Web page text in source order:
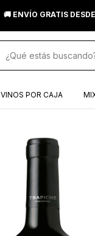
🚚 ENVÍO GRATIS
VINOS POR CAJA